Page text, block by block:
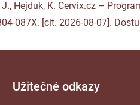
Hejduk, K. Cervix.cz –
087X. [cit. 2026-08-07].
Užitečné odkazy